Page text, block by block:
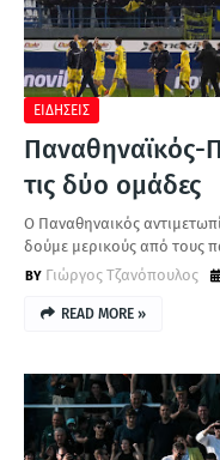
ΕΙΔΗΣΕΙΣ
Παναθηναϊκός-
τις δύο ομάδες
O Παναθηναικός
δούμε μερικούς από τους
Γιώργος Τζανόπουλος
READ MORE »